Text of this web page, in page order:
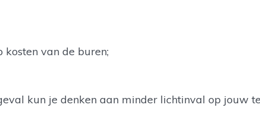
van de buren;
kun je denken aan minder lichtinval op jouw